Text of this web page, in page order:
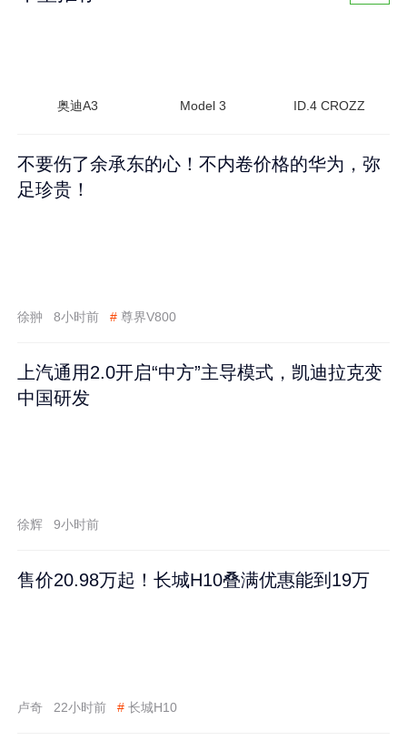
奥迪A3 Model 3 ID.4 CROZZ
不要伤了余承东的心！不内卷价格的华为，弥
足珍贵！
徐翀 8小时前 # 尊界V800
上汽通用2.0开启“中方”主导模式，凯迪拉克变
中国研发
徐辉 9小时前
售价20.98万起！长城H10叠满优惠能到19万
卢奇 22小时前 # 长城H10